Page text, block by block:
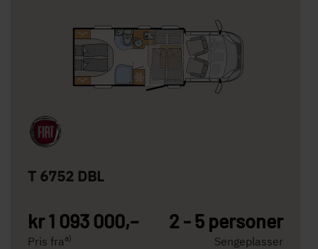
T 6752 DBL
kr 1 093 000,–
Pris fra a)
2 - 5 personer
Sengeplasser